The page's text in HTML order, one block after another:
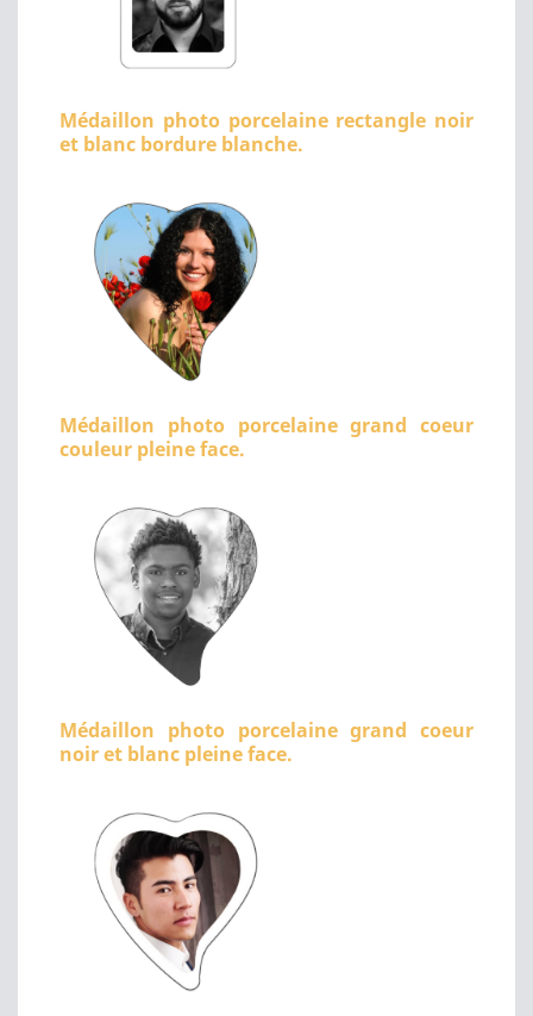
Médaillon photo porcelaine rectangle noir
et blanc bordure blanche.
Médaillon photo porcelaine grand coeur
couleur pleine face.
Médaillon photo porcelaine grand coeur
noir et blanc pleine face.